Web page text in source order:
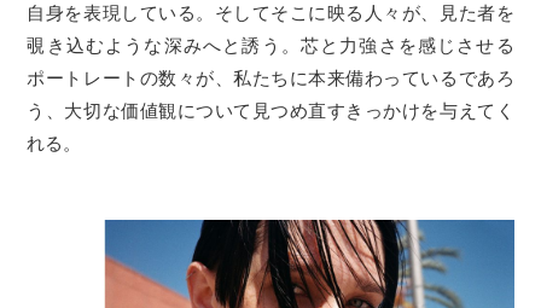
自身を表現している。そしてそこに映る人々が、見た者を
覗き込むような深みへと誘う。芯と力強さを感じさせる
ポートレートの数々が、私たちに本来備わっているであろ
う、大切な価値観について見つめ直すきっかけを与えてく
れる。